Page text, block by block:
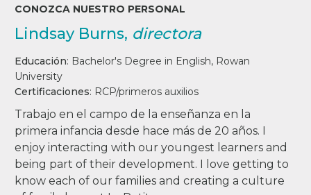
CONOZCA NUESTRO PERSONAL
Lindsay Burns, directora
Educación: Bachelor's Degree in English, Rowan
University
Certificaciones: RCP/primeros auxilios
Trabajo en el campo de la enseñanza en la
primera infancia desde hace más de 20 años. I
enjoy interacting with our youngest learners and
being part of their development. I love getting to
know each of our families and creating a culture